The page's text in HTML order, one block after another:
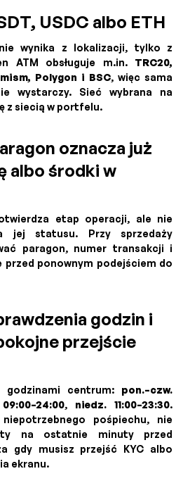
USDC albo ETH
wynika z lokalizacji, tylko z
ATM obsługuje m.in. TRC20,
Polygon i BSC, więc sama
wystarczy. Sieć wybrana na
z siecią w portfelu.
oznacza już
albo środki w
etap operacji, ale nie
jej statusu. Przy sprzedaży
paragon, numer transakcji i
ponownym podejściem do
godzin i
przejście
godzinami centrum: pon.–czw.
, niedz. 11:00–23:30.
pośpiechu, nie
na ostatnie minuty przed
gdy musisz przejść KYC albo
ekranu.